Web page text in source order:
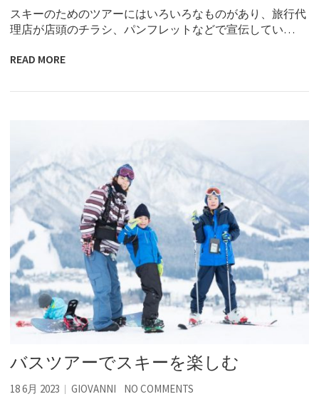
スキーのためのツアーにはいろいろなものがあり、旅行代
理店が店頭のチラシ、パンフレットなどで宣伝してい…
READ MORE
バスツアーでスキーを楽しむ
18 6月 2023 GIOVANNI NO COMMENTS